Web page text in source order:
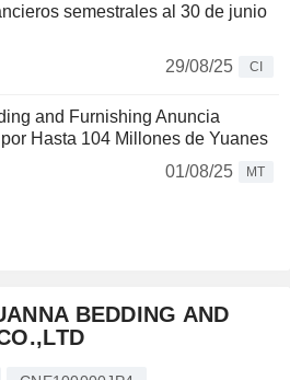
semestrales al 30 de junio
29/08/25
CI
and Furnishing Anuncia
Hasta 104 Millones de Yuanes
01/08/25
MT
BEDDING AND